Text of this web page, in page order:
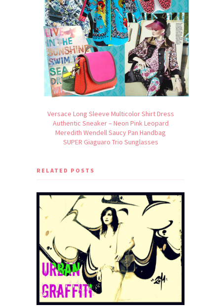
Versace Long Sleeve Multicolor Shirt Dress
Authentic Sneaker – Neon Pink Leopard
Meredith Wendell Saucy Pan Handbag
SUPER Giaguaro Trio Sunglasses
RELATED POSTS